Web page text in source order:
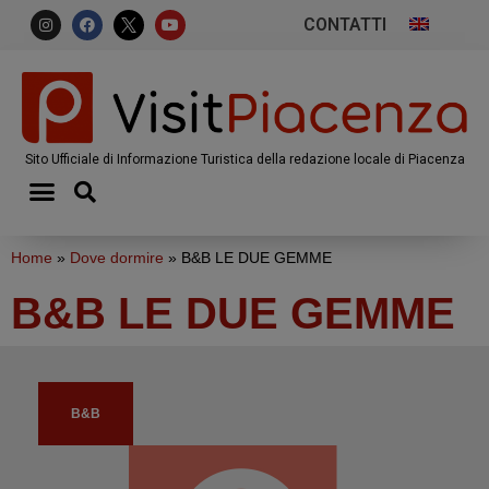
CONTATTI
Sito Ufficiale di Informazione Turistica della redazione locale di Piacenza
Home » Dove dormire » B&B LE DUE GEMME
B&B LE DUE GEMME
B&B